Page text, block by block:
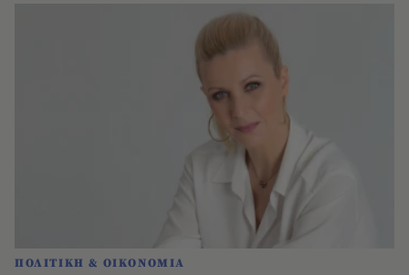
ΠΟΛΙΤΙΚΗ & ΟΙΚΟΝΟΜΙΑ